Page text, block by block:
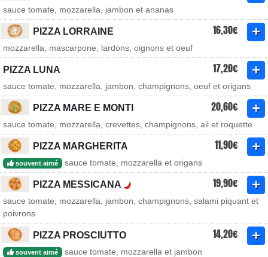
sauce tomate, mozzarella, jambon et ananas
PIZZA LORRAINE 16,30€
mozzarella, mascarpone, lardons, oignons et oeuf
PIZZA LUNA 17,20€
sauce tomate, mozzarella, jambon, champignons, oeuf et origans
PIZZA MARE E MONTI 20,60€
sauce tomate, mozzarella, crevettes, champignons, ail et roquette
PIZZA MARGHERITA 11,90€
souvent aimé sauce tomate, mozzarella et origans
PIZZA MESSICANA 19,90€
sauce tomate, mozzarella, jambon, champignons, salami piquant et
poivrons
PIZZA PROSCIUTTO 14,20€
souvent aimé sauce tomate, mozzarella et jambon